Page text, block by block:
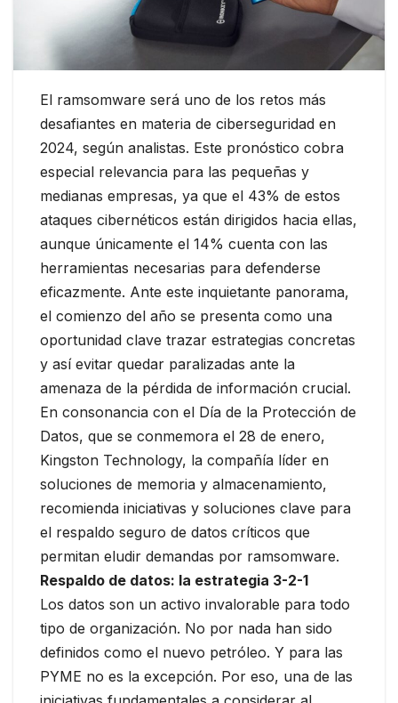
El ramsomware será uno de los retos más
desafiantes en materia de ciberseguridad en
2024, según analistas. Este pronóstico cobra
especial relevancia para las pequeñas y
medianas empresas, ya que el 43% de estos
ataques cibernéticos están dirigidos hacia ellas,
aunque únicamente el 14% cuenta con las
herramientas necesarias para defenderse
eficazmente. Ante este inquietante panorama,
el comienzo del año se presenta como una
oportunidad clave trazar estrategias concretas
y así evitar quedar paralizadas ante la
amenaza de la pérdida de información crucial.
En consonancia con el Día de la Protección de
Datos, que se conmemora el 28 de enero,
Kingston Technology, la compañía líder en
soluciones de memoria y almacenamiento,
recomienda iniciativas y soluciones clave para
el respaldo seguro de datos críticos que
permitan eludir demandas por ramsomware.
Respaldo de datos: la estrategia 3-2-1
Los datos son un activo invalorable para todo
tipo de organización. No por nada han sido
definidos como el nuevo petróleo. Y para las
PYME no es la excepción. Por eso, una de las